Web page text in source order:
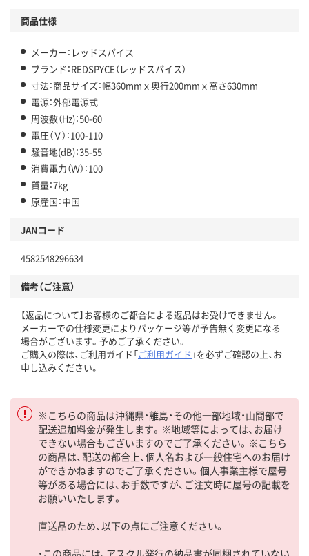
商品仕様
メーカー：レッドスパイス
ブランド：REDSPYCE（レッドスパイス）
寸法：商品サイズ：幅360mmｘ奥行200mmｘ高さ630mm
電源：外部電源式
周波数（Hz)：50-60
電圧（Ｖ）：100-110
騒音地(dB)：35-55
消費電力（Ｗ）：100
質量：7kg
原産国：中国
JANコード
4582548296634
備考（ご注意）
【返品について】お客様のご都合による返品はお受けできません。
メーカーでの仕様変更によりパッケージ等が予告無く変更になる
場合がございます。予めご了承ください。
ご購入の際は、ご利用ガイド「ご利用ガイド 」を必ずご確認の上、お
申し込みください。
※こちらの商品は沖縄県・離島・その他一部地域・山間部で
配送追加料金が発生します。※地域等によっては、お届け
できない場合もございますのでご了承ください。※こちら
の商品は、配送の都合上、個人名および一般住宅へのお届け
ができかねますのでご了承ください。個人事業主様で屋号
等がある場合には、お手数ですが、ご注文時に屋号の記載を
お願いいたします。
直送品のため、以下の点にご注意ください。